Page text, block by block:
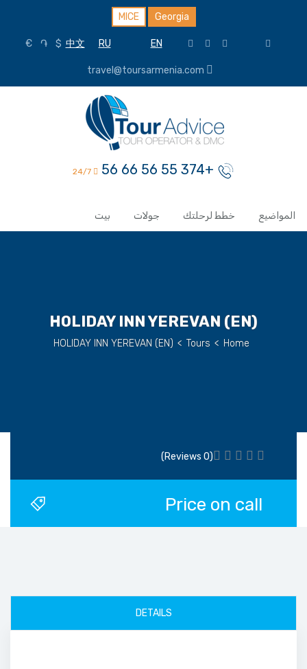
MICE Georgia
EN
RU
中文
$
֏
€
+374 55 56 66 56
بيت جولات خطط لرحلتك المواضيع
(EN) HOLIDAY INN YEREVAN
Home
>
Tours
>
(EN) HOLIDAY INN YEREVAN
(0 Reviews)
Price on call
DETAILS